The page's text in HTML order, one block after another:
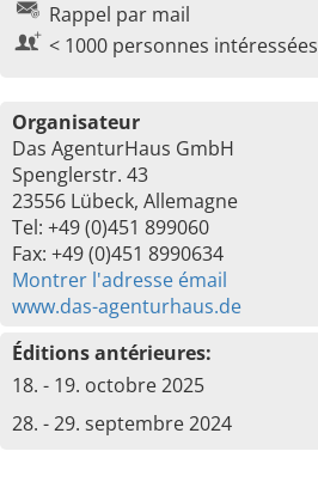
Rappel par mail
< 1000 personnes intéressées
Organisateur
Das AgenturHaus GmbH
Spenglerstr. 43
23556 Lübeck, Allemagne
Tel: +49 (0)451 899060
Fax: +49 (0)451 8990634
Montrer l'adresse émail
www.das-agenturhaus.de
Éditions antérieures:
18. - 19. octobre 2025
28. - 29. septembre 2024